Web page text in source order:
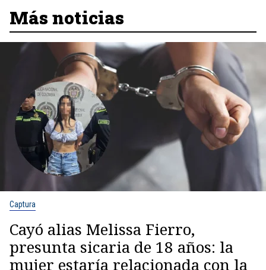
Más noticias
Captura
Cayó alias Melissa Fierro,
presunta sicaria de 18 años: la
mujer estaría relacionada con la